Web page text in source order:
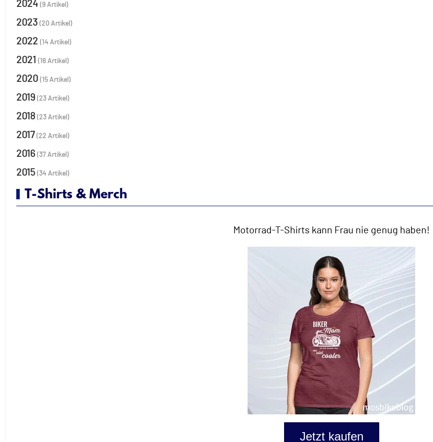
2024 (9 Artikel)
2023 (20 Artikel)
2022 (14 Artikel)
2021 (16 Artikel)
2020 (15 Artikel)
2019 (23 Artikel)
2018 (23 Artikel)
2017 (22 Artikel)
2016 (37 Artikel)
2015 (34 Artikel)
T-Shirts & Merch
Motorrad-T-Shirts kann Frau nie genug haben!
Jetzt kaufen